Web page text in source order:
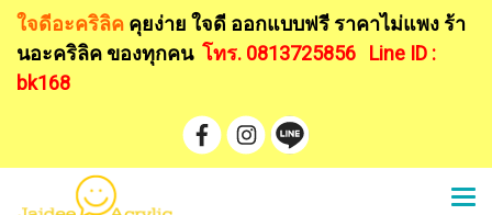
ใจดีอะคริลิค คุยง่าย ใจดี ออกแบบฟรี ราคาไม่แพง ร้า
นอะคริลิค ของทุกคน โทร. 0813725856 Line ID :
bk168